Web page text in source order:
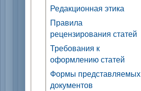
Редакционная этика
Правила
рецензирования статей
Требования к
оформлению статей
Формы представляемых
документов